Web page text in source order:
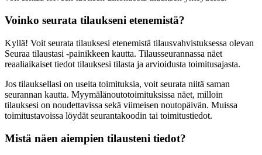
Voinko seurata tilaukseni etenemistä?
Kyllä! Voit seurata tilauksesi etenemistä tilausvahvistuksessa olevan
Seuraa tilaustasi ‑painikkeen kautta. Tilausseurannassa näet
reaaliaikaiset tiedot tilauksesi tilasta ja arvioidusta toimitusajasta.
Jos tilauksellasi on useita toimituksia, voit seurata niitä saman
seurannan kautta. Myymälänoutotoimituksissa näet, milloin
tilauksesi on noudettavissa sekä viimeisen noutopäivän. Muissa
toimitustavoissa löydät seurantakoodin tai toimitustiedot.
Mistä näen aiempien tilausteni tiedot?